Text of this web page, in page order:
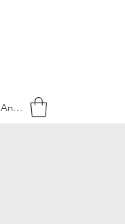
Anmelden